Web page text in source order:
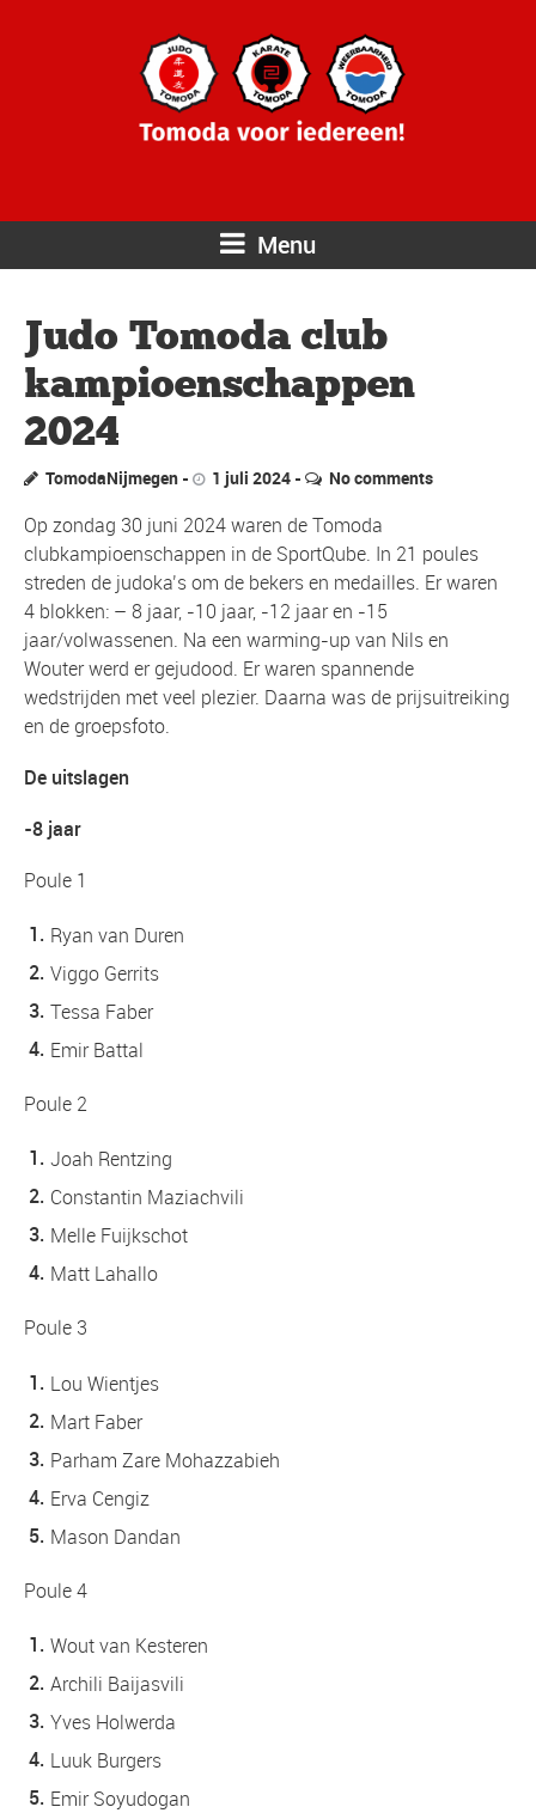
Menu
Judo Tomoda club
kampioenschappen
2024
TomodaNijmegen 1 juli 2024 No comments
Op zondag 30 juni 2024 waren de Tomoda
clubkampioenschappen in de SportQube. In 21 poules
streden de judoka’s om de bekers en medailles. Er waren
4 blokken: – 8 jaar, -10 jaar, -12 jaar en -15
jaar/volwassenen. Na een warming-up van Nils en
Wouter werd er gejudood. Er waren spannende
wedstrijden met veel plezier. Daarna was de prijsuitreiking
en de groepsfoto.
De uitslagen
-8 jaar
Poule 1
Ryan van Duren
Viggo Gerrits
Tessa Faber
Emir Battal
Poule 2
Joah Rentzing
Constantin Maziachvili
Melle Fuijkschot
Matt Lahallo
Poule 3
Lou Wientjes
Mart Faber
Parham Zare Mohazzabieh
Erva Cengiz
Mason Dandan
Poule 4
Wout van Kesteren
Archili Baijasvili
Yves Holwerda
Luuk Burgers
Emir Soyudogan